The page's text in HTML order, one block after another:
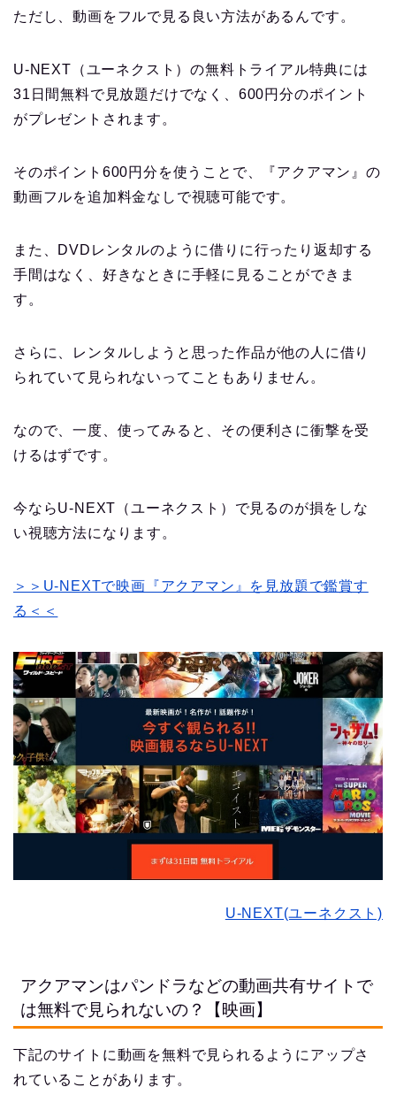
ただし、動画をフルで見る良い方法があるんです。
U-NEXT（ユーネクスト）の無料トライアル特典には
31日間無料で見放題だけでなく、600円分のポイント
がプレゼントされます。
そのポイント600円分を使うことで、『アクアマン』の
動画フルを追加料金なしで視聴可能です。
また、DVDレンタルのように借りに行ったり返却する
手間はなく、好きなときに手軽に見ることができま
す。
さらに、レンタルしようと思った作品が他の人に借り
られていて見られないってこともありません。
なので、一度、使ってみると、その便利さに衝撃を受
けるはずです。
今ならU-NEXT（ユーネクスト）で見るのが損をしな
い視聴方法になります。
＞＞U-NEXTで映画『アクアマン』を見放題で鑑賞す
る＜＜
U-NEXT(ユーネクスト)
アクアマンはパンドラなどの動画共有サイトで
は無料で見られないの？【映画】
下記のサイトに動画を無料で見られるようにアップさ
れていることがあります。